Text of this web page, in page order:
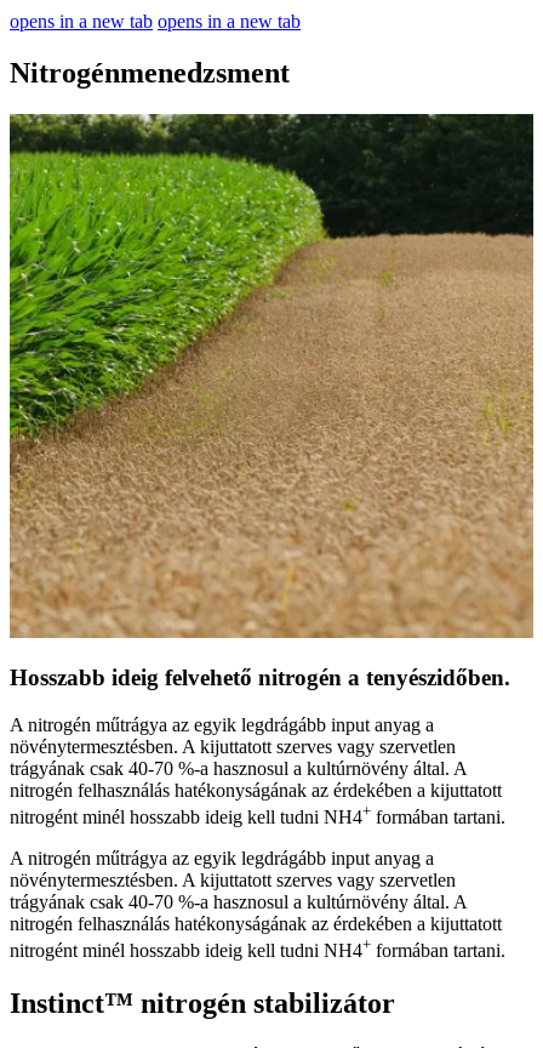
opens in a new tab opens in a new tab
Nitrogénmenedzsment
Hosszabb ideig felvehető nitrogén a tenyészidőben.
A nitrogén műtrágya az egyik legdrágább input anyag a
növénytermesztésben. A kijuttatott szerves vagy szervetlen
trágyának csak 40-70 %-a hasznosul a kultúrnövény által. A
nitrogén felhasználás hatékonyságának az érdekében a kijuttatott
nitrogént minél hosszabb ideig kell tudni NH4+ formában tartani.
A nitrogén műtrágya az egyik legdrágább input anyag a
növénytermesztésben. A kijuttatott szerves vagy szervetlen
trágyának csak 40-70 %-a hasznosul a kultúrnövény által. A
nitrogén felhasználás hatékonyságának az érdekében a kijuttatott
nitrogént minél hosszabb ideig kell tudni NH4+ formában tartani.
Instinct™ nitrogén stabilizátor